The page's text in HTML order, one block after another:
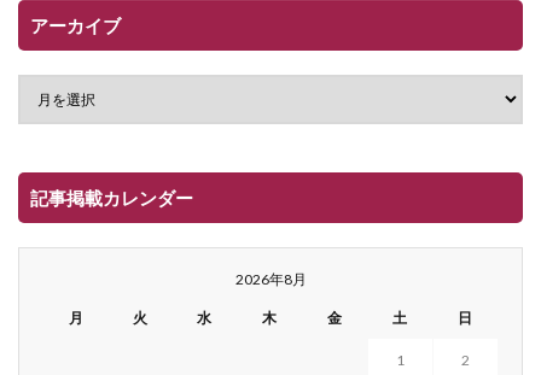
アーカイブ
記事掲載カレンダー
2026年8月
月 火 水 木 金 土 日
1 2